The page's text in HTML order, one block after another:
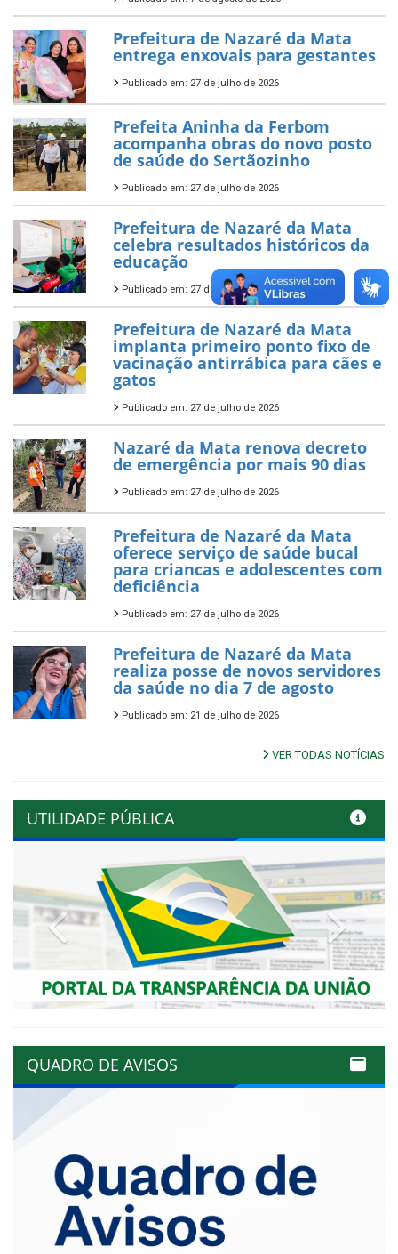
Prefeitura de Nazaré da Mata
entrega enxovais para gestantes
Publicado em: 27 de julho de 2026
Prefeita Aninha da Ferbom
acompanha obras do novo posto
de saúde do Sertãozinho
Publicado em: 27 de julho de 2026
Prefeitura de Nazaré da Mata
celebra resultados históricos da
educação
Publicado em: 27 de julho de 2026
Prefeitura de Nazaré da Mata
implanta primeiro ponto fixo de
vacinação antirrábica para cães e
gatos
Publicado em: 27 de julho de 2026
Nazaré da Mata renova decreto
de emergência por mais 90 dias
Publicado em: 27 de julho de 2026
Prefeitura de Nazaré da Mata
oferece serviço de saúde bucal
para criancas e adolescentes com
deficiência
Publicado em: 27 de julho de 2026
Prefeitura de Nazaré da Mata
realiza posse de novos servidores
da saúde no dia 7 de agosto
Publicado em: 21 de julho de 2026
VER TODAS NOTÍCIAS
UTILIDADE PÚBLICA
Previous Next
QUADRO DE AVISOS